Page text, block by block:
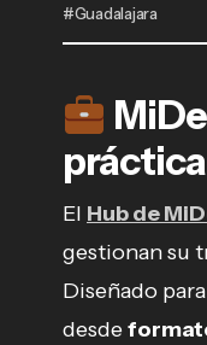
#Guadalajara
El Hub de
gestionan su
Diseñado
desde